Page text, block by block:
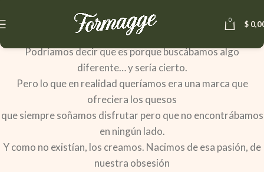
0 $
¿POR QUÉ CREAMOS FORMAGGE?
Podríamos decir que es porque buscábamos algo
diferente… y sería cierto.
Pero lo que en realidad queríamos era una marca que
ofreciera los quesos
que siempre soñamos disfrutar pero que no encontrábamos
en ningún lado.
Y como no existían, los creamos. Nacimos de esa pasión, de
nuestra obsesión